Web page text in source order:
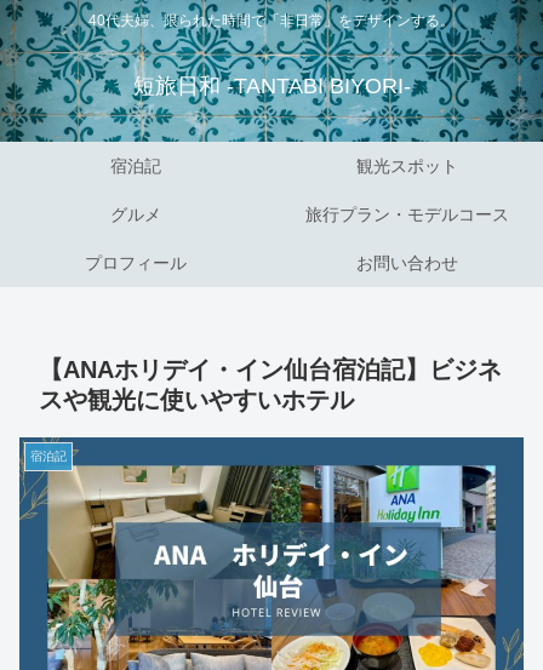
40代夫婦、限られた時間で「非日常」をデザインする。
短旅日和 -TANTABI BIYORI-
宿泊記 観光スポット
グルメ 旅行プラン・モデルコース
プロフィール お問い合わせ
【ANAホリデイ・イン仙台宿泊記】ビジネ
スや観光に使いやすいホテル
宿泊記